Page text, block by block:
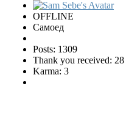
OFFLINE
Самоед
Posts: 1309
Thank you received: 28
Karma: 3